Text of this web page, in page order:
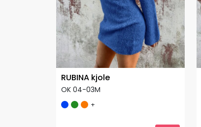
RUBINA kjole
OK 04-03M
+